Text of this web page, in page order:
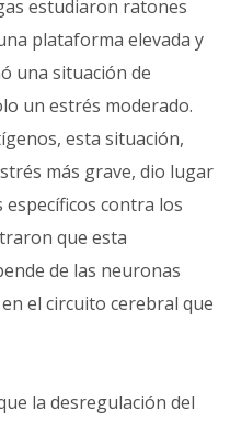
estudiaron ratones
plataforma elevada y
una situación de
un estrés moderado.
esta situación,
más grave, dio lugar
contra los
que esta
de las neuronas
el circuito cerebral que
la desregulación del